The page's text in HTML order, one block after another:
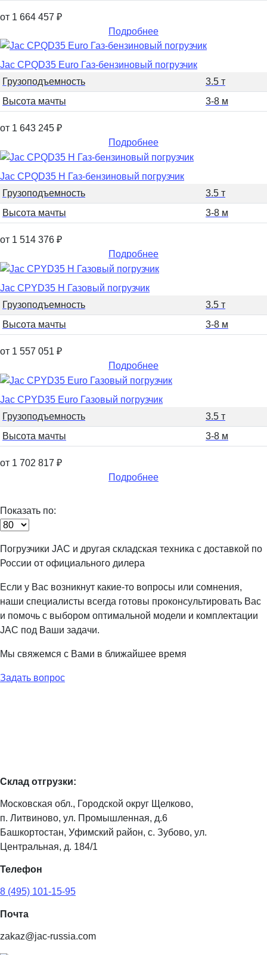
от 1 664 457 ₽
Подробнее
Jac CPQD35 Euro Газ-бензиновый погрузчик
Грузоподъемность
3.5 т
Высота мачты
3-8 м
от 1 643 245 ₽
Подробнее
Jac CPQD35 H Газ-бензиновый погрузчик
Грузоподъемность
3.5 т
Высота мачты
3-8 м
от 1 514 376 ₽
Подробнее
Jac CPYD35 H Газовый погрузчик
Грузоподъемность
3.5 т
Высота мачты
3-8 м
от 1 557 051 ₽
Подробнее
Jac CPYD35 Euro Газовый погрузчик
Грузоподъемность
3.5 т
Высота мачты
3-8 м
от 1 702 817 ₽
Подробнее
Показать по:
Погрузчики JAC и другая складская техника с доставкой по
России от официального дилера
Если у Вас возникнут какие-то вопросы или сомнения,
наши специалисты всегда готовы проконсультировать Вас
и помочь с выбором оптимальной модели и комплектации
JAC под Ваши задачи.
Мы свяжемся с Вами в ближайшее время
Задать вопрос
Склад отгрузки:
Московская обл., Городской округ Щелково,
п. Литвиново, ул. Промышленная, д.6
Башкортостан, Уфимский район, с. Зубово, ул.
Центральная, д. 184/1
Телефон
8 (495) 101-15-95
Почта
zakaz@jac-russia.com